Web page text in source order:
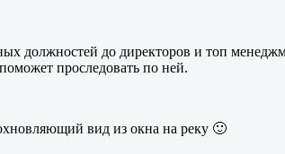
должностей до директоров и топ
проследовать по ней.
вид из окна на реку 🙂